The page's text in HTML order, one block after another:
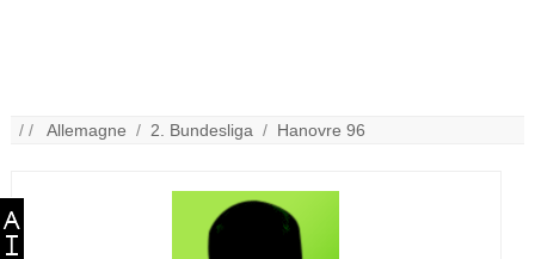
/ /Allemagne /2. Bundesliga / Hanovre 96